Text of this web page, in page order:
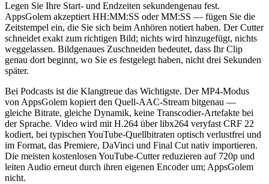
Legen Sie Ihre Start- und Endzeiten sekundengenau fest.
AppsGolem akzeptiert HH:MM:SS oder MM:SS — fügen Sie die
Zeitstempel ein, die Sie sich beim Anhören notiert haben. Der Cutter
schneidet exakt zum richtigen Bild; nichts wird hinzugefügt, nichts
weggelassen. Bildgenaues Zuschneiden bedeutet, dass Ihr Clip
genau dort beginnt, wo Sie es festgelegt haben, nicht drei Sekunden
später.
Bei Podcasts ist die Klangtreue das Wichtigste. Der MP4-Modus
von AppsGolem kopiert den Quell-AAC-Stream bitgenau —
gleiche Bitrate, gleiche Dynamik, keine Transcodier-Artefakte bei
der Sprache. Video wird mit H.264 über libx264 veryfast CRF 22
kodiert, bei typischen YouTube-Quellbitraten optisch verlustfrei und
im Format, das Premiere, DaVinci und Final Cut nativ importieren.
Die meisten kostenlosen YouTube-Cutter reduzieren auf 720p und
leiten Audio erneut durch ihren eigenen Encoder um; AppsGolem
nicht.